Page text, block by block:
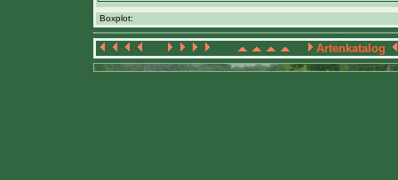
Boxplot:
Artenkatalog